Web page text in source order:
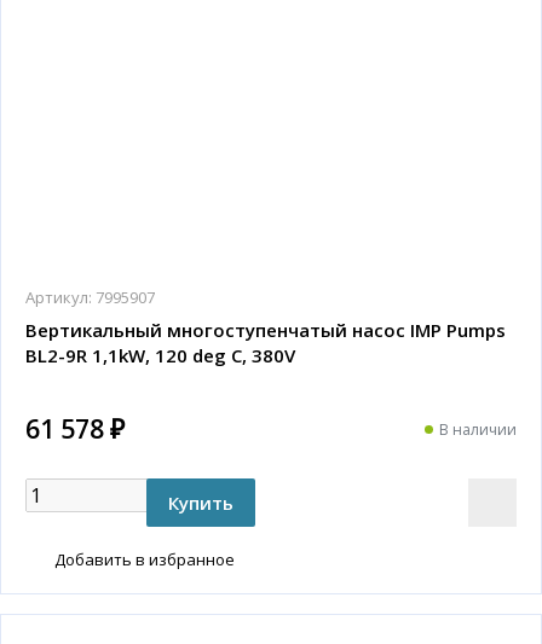
Артикул: 7995907
Вертикальный многоступенчатый насос IMP Pumps
BL2-9R 1,1kW, 120 deg C, 380V
61 578 ₽ В наличии
Добавить в избранное